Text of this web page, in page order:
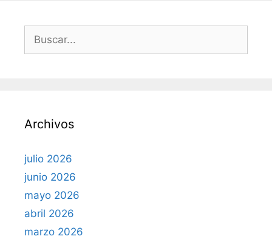
:
Archivos
julio 2026
junio 2026
mayo 2026
abril 2026
marzo 2026